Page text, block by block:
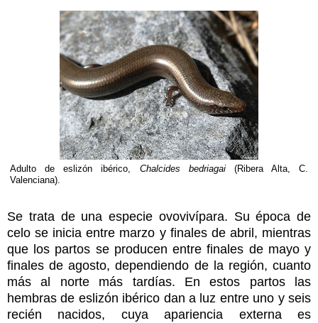
Adulto de eslizón ibérico, Chalcides bedriagai(Ribera Alta, C.
Valenciana).
Se trata de una especie ovovivípara. Su época de
celo se inicia entre marzo y finales de abril, mientras
que los partos se producen entre finales de mayo y
finales de agosto, dependiendo de la región, cuanto
más al norte más tardías. En estos partos las
hembras de eslizón ibérico dan a luz entre uno y seis
recién nacidos, cuya apariencia externa es